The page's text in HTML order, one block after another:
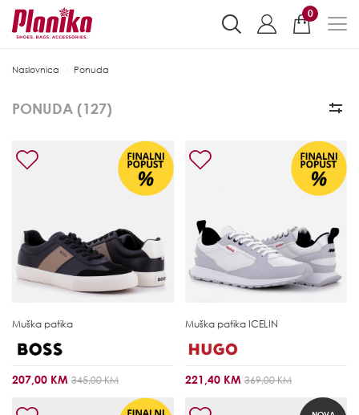
0
Naslovnica Ponuda
PONUDA (127)
Muška patika
207,00 KM 345,00 KM
Muška patika ICELIN
221,40 KM 369,00 KM